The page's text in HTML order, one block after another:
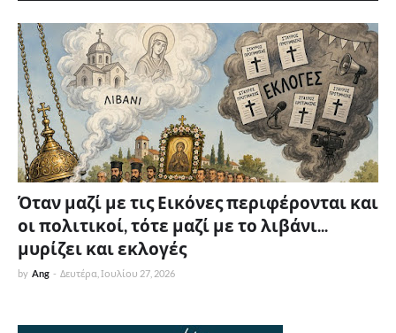
Όταν μαζί με τις Εικόνες περιφέρονται και
οι πολιτικοί, τότε μαζί με το λιβάνι...
μυρίζει και εκλογές
by Ang - Δευτέρα, Ιουλίου 27, 2026